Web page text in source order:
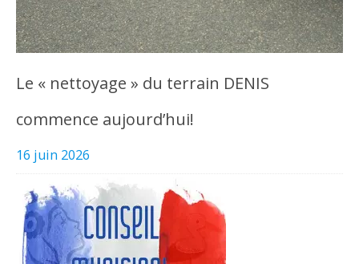
Le « nettoyage » du terrain DENIS
commence aujourd’hui!
16 juin 2026